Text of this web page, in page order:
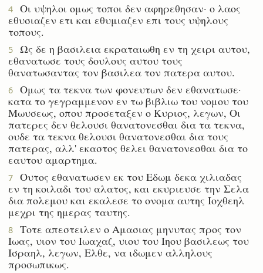
4
Οι υψηλοι ομως τοποι δεν αφηρεθησαν· ο λαος
εθυσιαζεν ετι και εθυμιαζεν επι τους υψηλους
τοπους.
5
Ως δε η βασιλεια εκραταιωθη εν τη χειρι αυτου,
εθανατωσε τους δουλους αυτου τους
θανατωσαντας τον βασιλεα τον πατερα αυτου.
6
Ομως τα τεκνα των φονευτων δεν εθανατωσε·
κατα το γεγραμμενον εν τω βιβλιω του νομου του
Μωυσεως, οπου προσεταξεν ο Κυριος, λεγων, Οι
πατερες δεν θελουσι θανατονεσθαι δια τα τεκνα,
ουδε τα τεκνα θελουσι θανατονεσθαι δια τους
πατερας, αλλ' εκαστος θελει θανατονεσθαι δια το
εαυτου αμαρτημα.
7
Ουτος εθανατωσεν εκ του Εδωμ δεκα χιλιαδας
εν τη κοιλαδι του αλατος, και εκυριευσε την Σελα
δια πολεμου και εκαλεσε το ονομα αυτης Ιοχθεηλ
μεχρι της ημερας ταυτης.
8
Τοτε απεστειλεν ο Αμασιας μηνυτας προς τον
Ιωας, υιον του Ιωαχαζ, υιου του Ιηου βασιλεως του
Ισραηλ, λεγων, Ελθε, να ιδωμεν αλληλους
προσωπικως.